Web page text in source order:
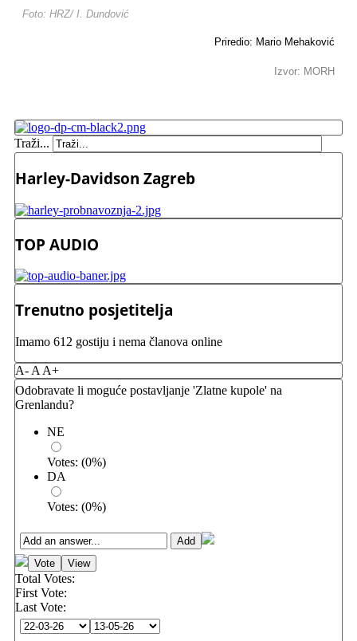
Foto: HRZ/ I. Dundović
Priredio: Mario Mehaković
Izvor: MORH
Traži...
Harley-Davidson Zagreb
TOP AUDIO
Trenutno posjetitelja
Imamo 612 gostiju i nema članova online
A- A A+
Odobravate li moguće postavljanje 'Zlatne kupole' na
Grenlandu?
NE
Votes: (0%)
DA
Votes: (0%)
Total Votes:
First Vote:
Last Vote: